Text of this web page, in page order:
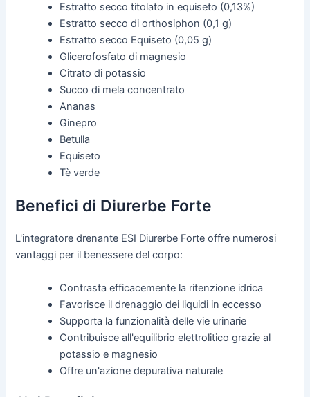
Estratto secco titolato in equiseto (0,13%)
Estratto secco di orthosiphon (0,1 g)
Estratto secco Equiseto (0,05 g)
Glicerofosfato di magnesio
Citrato di potassio
Succo di mela concentrato
Ananas
Ginepro
Betulla
Equiseto
Tè verde
Benefici di Diurerbe Forte
L'integratore drenante ESI Diurerbe Forte offre numerosi
vantaggi per il benessere del corpo:
Contrasta efficacemente la ritenzione idrica
Favorisce il drenaggio dei liquidi in eccesso
Supporta la funzionalità delle vie urinarie
Contribuisce all'equilibrio elettrolitico grazie al
potassio e magnesio
Offre un'azione depurativa naturale